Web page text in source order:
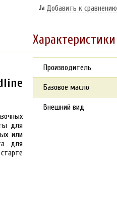
Добавить к сравнению
Характеристики
для
или
для
Производитель
Базовое масло
Внешний вид